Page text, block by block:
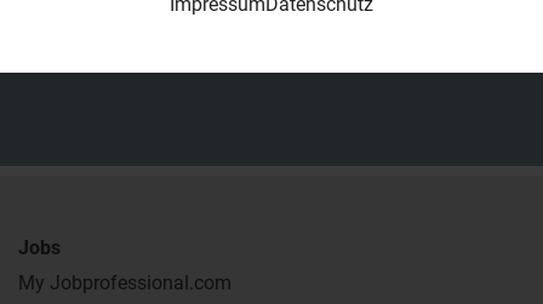
Tel.: 040-41623840
Jobs
My Jobprofessional.com